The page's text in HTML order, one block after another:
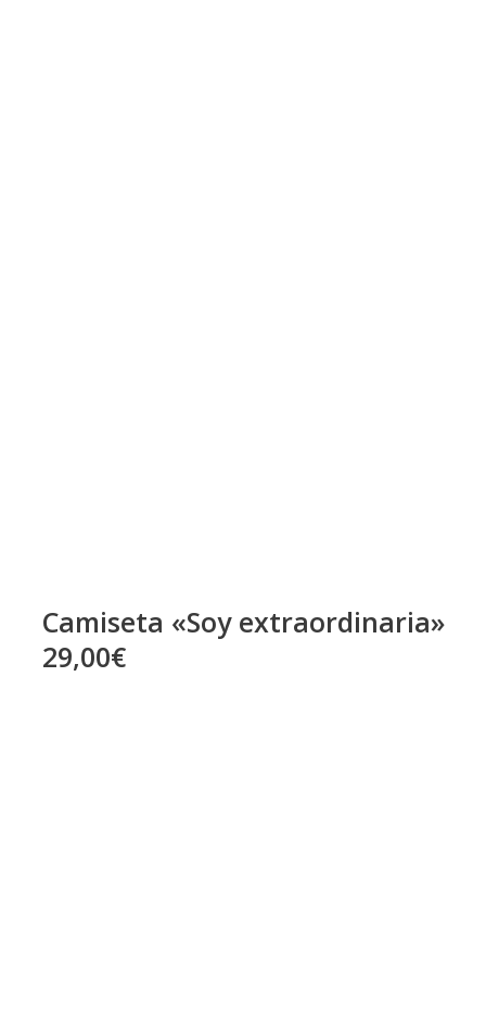
Camiseta «Soy extraordinaria»
29,00€